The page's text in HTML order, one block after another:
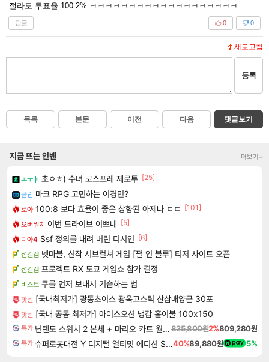
절라도 투표율 100.2% ㅋㅋㅋㅋㅋㅋㅋㅋㅋㅋㅋㅋㅋㅋㅋㅋㅋㅋㅋ
답글 0
0
새로고침
등록
목록 본문 이전 다음 댓글보기
지금 뜨는 인벤 더보기+
ㅗㅜㅑ 초ㅇㅎ) 수녀 코스프레 제로투 [25]
클립 마크 RPG 고민하는 이경민?
로아 100:8 보다 효율이 좋은 상향된 아제나 ㄷㄷ [101]
오버워치 이번 드라이브 이쁘네 [5]
디아4 Ssf 정의를 내려 버린 디시인 [6]
섭컬겜 넷마블, 신작 서브컬쳐 게임 [펄 인 블루] 티저 사이트 오픈
섭컬겜 프로젝트 RX 도쿄 게임쇼 참가 결정
비스트 쿠를 먼저 보내서 기습하는 법
핫딜 [국내최저가] 광동초이스 광옥고스틱 산삼배양근 30포
핫딜 [국내 공동 최저가] 아이스오션 냉감 홑이불 100x150
특가 닌텐도 스위치 2 본체 + 마리오 카트 월드 + 포켓몬스터 레전드 ZA 닌텐도 스위치 2 에디션 번들825,800원2%809,280원
특가 슈퍼로봇대전 Y 디지털 얼티밋 에디션 Super Robot Wars Y Digital Ultimate Edition40%89,880원 5%